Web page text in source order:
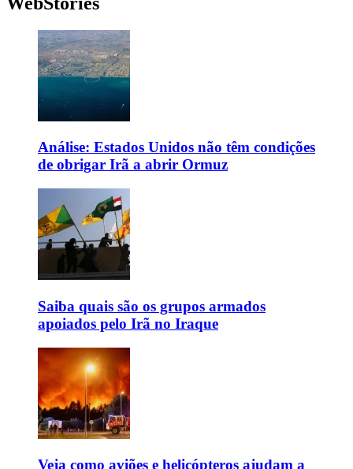
Análise: Estados Unidos não têm condições
de obrigar Irã a abrir Ormuz
Saiba quais são os grupos armados
apoiados pelo Irã no Iraque
Veja como aviões e helicópteros ajudam a